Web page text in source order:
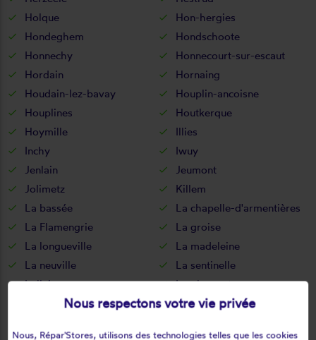
Holque
Hon-hergies
Hondeghem
Hondschoote
Honnechy
Honnecourt-sur-escaut
Hordain
Hornaing
Houdain-lez-bavay
Houplin-ancoisne
Houplines
Houtkerque
Hoymille
Illies
Inchy
Iwuy
Jenlain
Jeumont
Jolimetz
Killem
La bassée
La chapelle-d'armentières
La Flamengrie
La groise
La longueville
La madeleine
La neuville
La sentinelle
Lallaing
Lambersart
Lambres-lez-douai
Landas
Nous respectons votre vie privée
Nous, Répar'Stores, utilisons des technologies telles que les cookies